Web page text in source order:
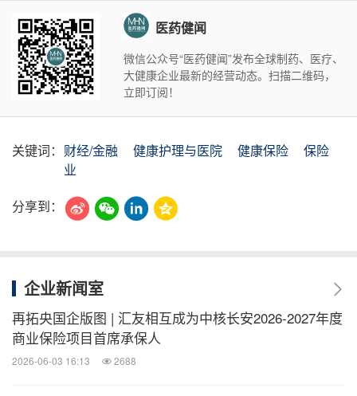
医药健闻
微信公众号“医药健闻”发布全球制药、医疗、
大健康企业最新的经营动态。扫描二维码，
立即订阅！
关键词： 财经/金融 健康护理与医院 健康保险
保险
业
分享到：
企业新闻室
再拓央国企版图 | 汇友相互成为中核长安2026-2027年度
商业保险项目首席承保人
2026-06-03 16:13 2688